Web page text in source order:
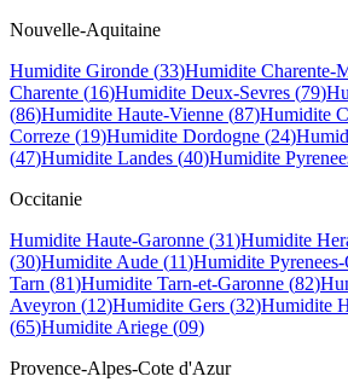
Nouvelle-Aquitaine
Humidite Gironde (33)Humidite Charente-
Charente (16)Humidite Deux-Sevres (79)
(86)Humidite Haute-Vienne (87)Humidite
Correze (19)Humidite Dordogne (24)
(47)Humidite Landes (40)Humidite
Occitanie
Humidite Haute-Garonne (31)Humidite
(30)Humidite Aude (11)Humidite
Tarn (81)Humidite Tarn-et-Garonne (82)
Aveyron (12)Humidite Gers (32)Humidite
(65)Humidite Ariege (09)
Provence-Alpes-Cote d'Azur